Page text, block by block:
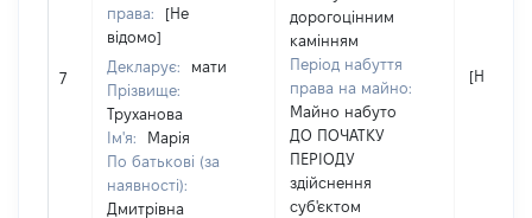
7
права:
[Не
відомо]
Декларує:
мати
Прізвище:
Труханова
Ім'я:
Марія
По батькові (за
наявності):
Дмитрівна
дорогоцінним
камінням
Період набуття
права на майно:
Майно набуто
ДО ПОЧАТКУ
ПЕРІОДУ
здійснення
суб'єктом
[Не